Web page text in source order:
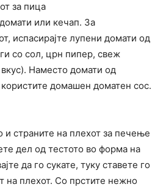
за пица
или кечап. За
испасирајте лупени домати од
со сол, црн пипер, свеж
Наместо домати од
домашен доматен сос.
и страните на плехот за печење
дел од тестото во форма на
да го сукате, туку ставете го
на плехот. Со прстите нежно